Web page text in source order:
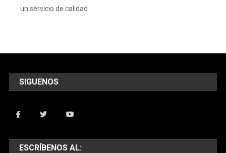
un servicio de calidad
SIGUENOS
ESCRÍBENOS AL: